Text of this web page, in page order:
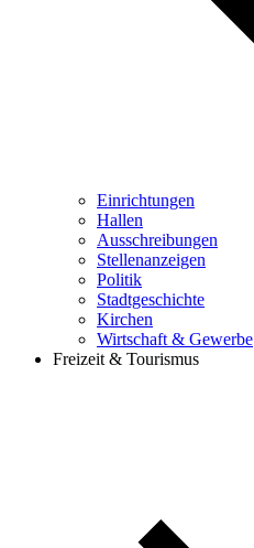
Einrichtungen
Hallen
Ausschreibungen
Stellenanzeigen
Politik
Stadtgeschichte
Kirchen
Wirtschaft & Gewerbe
Freizeit & Tourismus